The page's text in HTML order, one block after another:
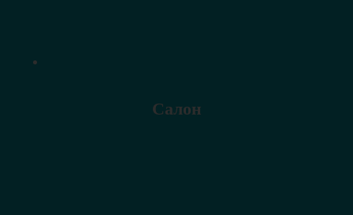
Салон